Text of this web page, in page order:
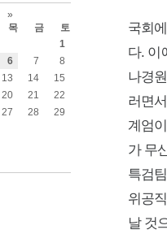
국회
다. 이
나경
러면
계엄
가 무
특검
위공
날 것
»
목 금
토
1
6 7
8
13 14
15
20 21
22
27 28
29